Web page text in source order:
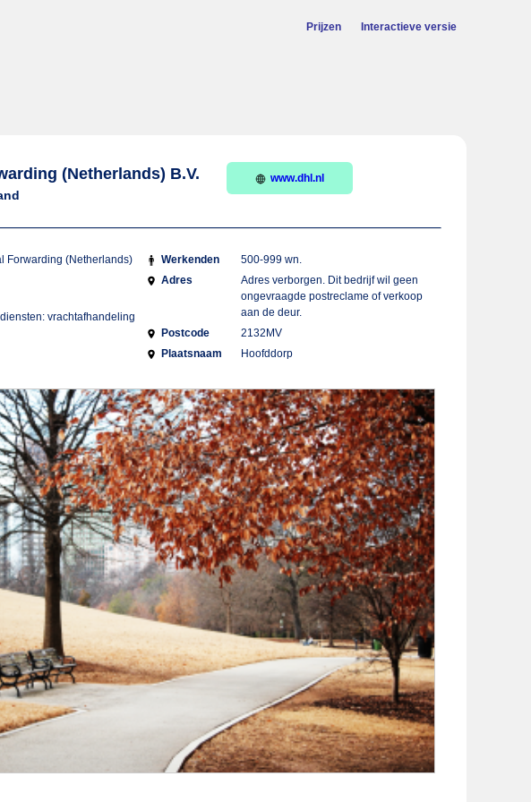
Prijzen Interactieve versie
(Netherlands) B.V. www.dhl.nl
Forwarding (Netherlands)
vrachtafhandeling
Werkenden
500-999 wn.
Adres
Adres verborgen. Dit bedrijf wil geen
ongevraagde postreclame of verkoop
aan de deur.
Postcode
2132MV
Plaatsnaam
Hoofddorp